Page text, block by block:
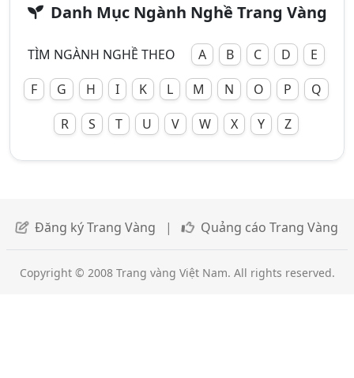
Danh Mục Ngành Nghề Trang Vàng
TÌM NGÀNH NGHỀ THEO A B C D
E
F
G H I K L M N O P
Q
R
S T U V W X Y Z
Đăng ký Trang Vàng | Quảng cáo Trang Vàng
Copyright © 2008 Trang vàng Việt Nam. All rights reserved.